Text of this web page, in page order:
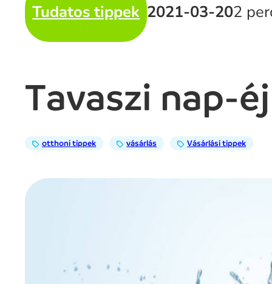
Tudatos tippek 2021-03-202
Tavaszi nap-
otthoni tippek vásárlás Vásárlási tippek